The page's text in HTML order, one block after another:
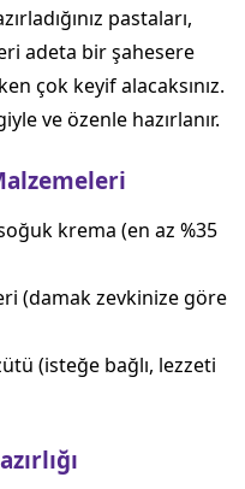
pastaları,
adeta bir şahesere
çok keyif alacaksınız.
ve özenle hazırlanır.
krema (en az %35
(damak zevkinize göre
(isteğe bağlı, lezzeti